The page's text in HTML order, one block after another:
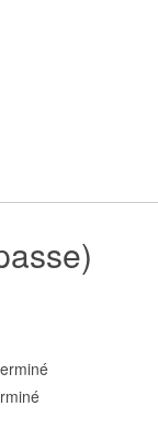
é
é